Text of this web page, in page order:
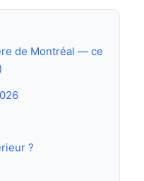
de Montréal — ce
?